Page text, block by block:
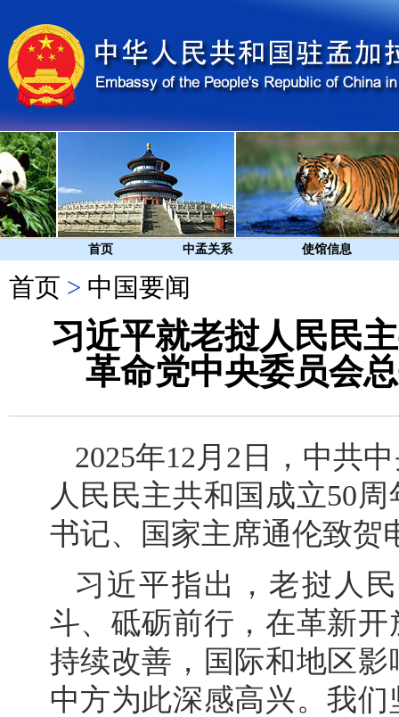
首页 中孟关系 使馆信息
首页 > 中国要闻
习近平就老挝人民民
革命党中央委员会
2025年12月2日，中共
人民民主共和国成立50
书记、国家主席通伦致贺
习近平指出，老挝人
斗、砥砺前行，在革新
持续改善，国际和地区
中方为此深感高兴。我